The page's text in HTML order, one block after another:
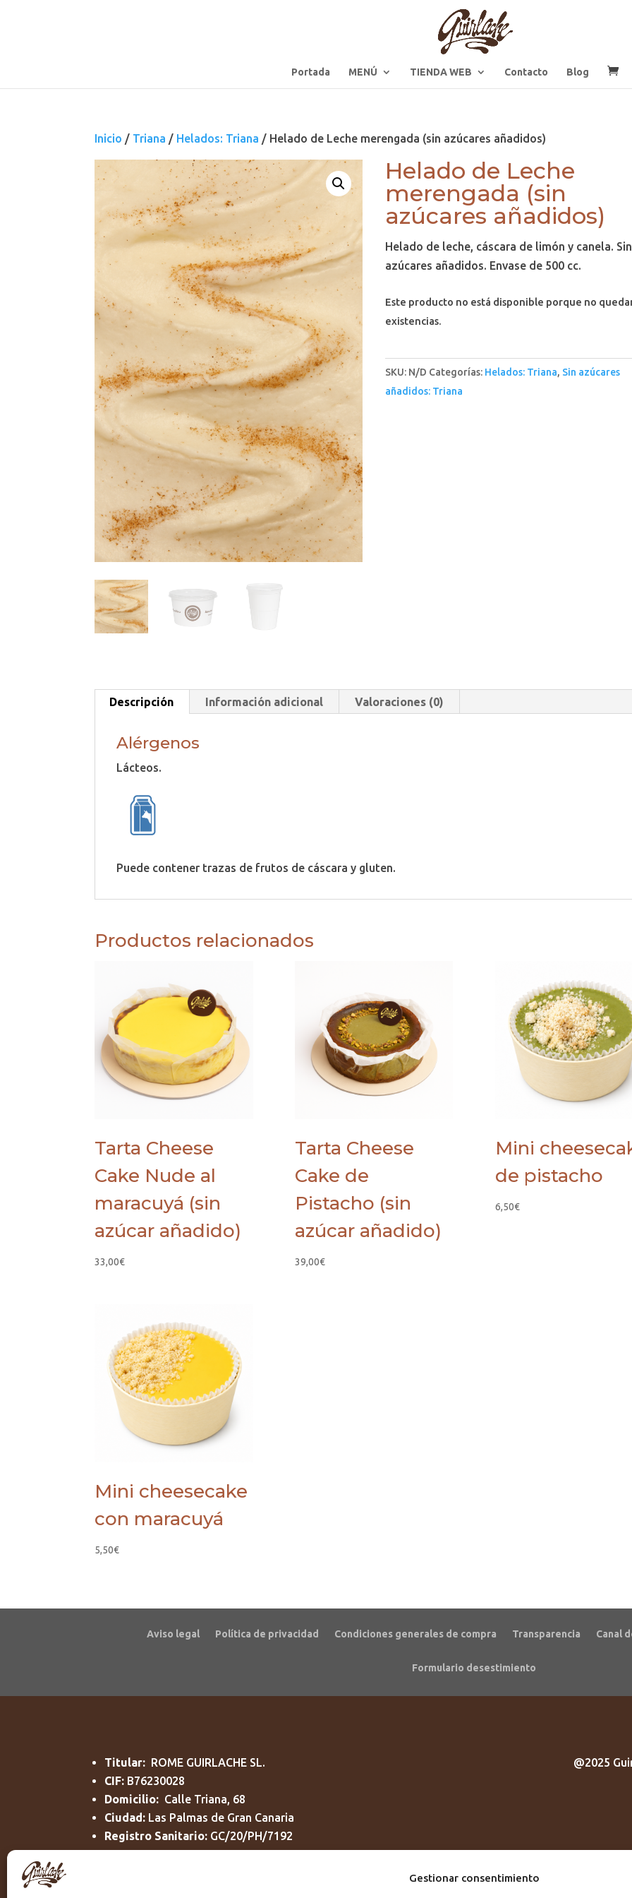
Gestionar consentimiento
Portada MENÚ TIENDA WEB Contacto Blog
Inicio / Triana / Helados: Triana / Helado de Leche merengada (sin azúcares añadidos)
Helado de Leche
merengada (sin
azúcares añadidos)
Helado de leche, cáscara de limón y canela. Sin
azúcares añadidos. Envase de 500 cc.
Este producto no está disponible porque no
existencias.
SKU: N/D Categorías: Helados: Triana, Sin azúcares
añadidos: Triana
Descripción Información adicional Valoraciones (0)
Alérgenos
Lácteos.
Puede contener trazas de frutos de cáscara y gluten.
Productos relacionados
Tarta Cheese
Cake Nude al
maracuyá (sin
azúcar añadido)
33,00€
Tarta Cheese
Cake de
Pistacho (sin
azúcar añadido)
39,00€
Mini
de pistacho
6,50€
Mini cheesecake
con maracuyá
5,50€
Aviso legal Política de privacidad Condiciones generales de compra Transparencia Canal
Formulario desestimiento
Titular: ROME GUIRLACHE SL.
CIF: B76230028
Domicilio: Calle Triana, 68
Ciudad: Las Palmas de Gran Canaria
Registro Sanitario: GC/20/PH/7192
@2025